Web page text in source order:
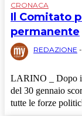
CRONACA
Il Comitato
permanente
REDAZIONE -
LARINO _ Dopo il
del 30 gennaio
tutte le forze